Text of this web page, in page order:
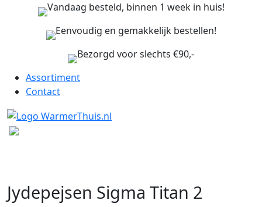
Vandaag besteld, binnen 1 week in huis!
Eenvoudig en gemakkelijk bestellen!
Bezorgd voor slechts €90,-
Assortiment
Contact
Jydepejsen Sigma Titan 2